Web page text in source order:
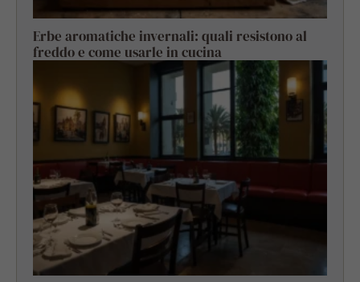
Erbe aromatiche invernali: quali resistono al
freddo e come usarle in cucina